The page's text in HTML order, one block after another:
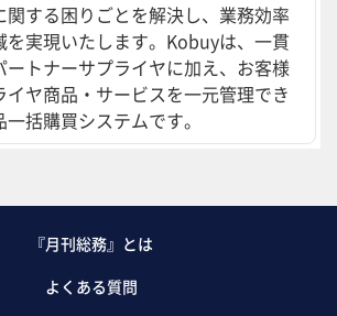
関する困りごとを解決し、業務効率
を実現いたします。Kobuyは、一貫
ートナーサプライヤに加え、お客様
イヤ商品・サービスを一元管理でき
括購買システムです。
『月刊総務』とは
よくある質問